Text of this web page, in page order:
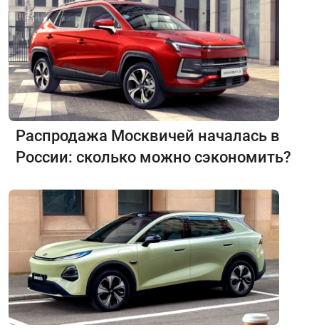
Распродажа Москвичей началась в
России: сколько можно сэкономить?